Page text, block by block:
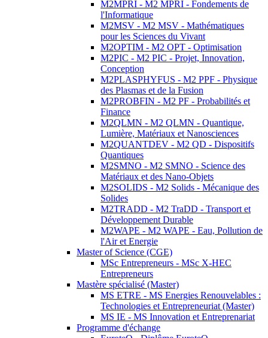
M2MPRI - M2 MPRI - Fondements de
l'Informatique
M2MSV - M2 MSV - Mathématiques
pour les Sciences du Vivant
M2OPTIM - M2 OPT - Optimisation
M2PIC - M2 PIC - Projet, Innovation,
Conception
M2PLASPHYFUS - M2 PPF - Physique
des Plasmas et de la Fusion
M2PROBFIN - M2 PF - Probabilités et
Finance
M2QLMN - M2 QLMN - Quantique,
Lumière, Matériaux et Nanosciences
M2QUANTDEV - M2 QD - Dispositifs
Quantiques
M2SMNO - M2 SMNO - Science des
Matériaux et des Nano-Objets
M2SOLIDS - M2 Solids - Mécanique des
Solides
M2TRADD - M2 TraDD - Transport et
Développement Durable
M2WAPE - M2 WAPE - Eau, Pollution de
l'Air et Energie
Master of Science (CGE)
MSc Entrepreneurs - MSc X-HEC
Entrepreneurs
Mastère spécialisé (Master)
MS ETRE - MS Energies Renouvelables :
Technologies et Entrepreneuriat (Master)
MS IE - MS Innovation et Entreprenariat
Programme d'échange